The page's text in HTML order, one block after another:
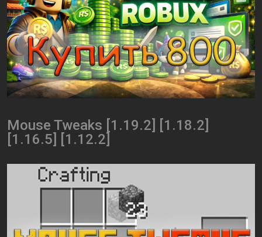
Mouse Tweaks [1.19.2] [1.18.2]
[1.16.5] [1.12.2]